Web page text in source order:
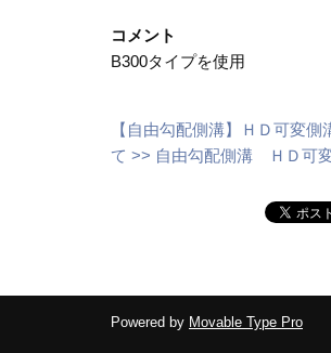
コメント
B300タイプを使用
【自由勾配側溝】ＨＤ可変
て >> 自由勾配側溝 ＨＤ可
Powered by Movable Type Pro